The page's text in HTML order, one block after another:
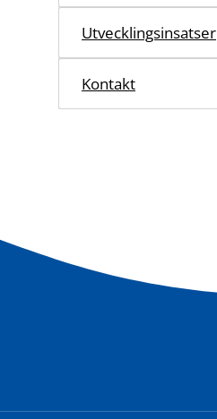
Utvecklingsinsatser
Kontakt